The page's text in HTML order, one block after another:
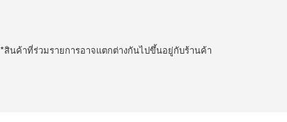
*สินค้าที่ร่วมรายการอาจแตกต่างกันไปขึ้นอยู่กับร้านค้า